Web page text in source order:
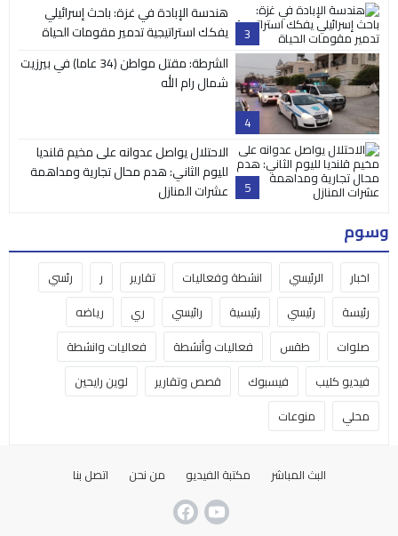
3
هندسة الإبادة في غزة: باحث إسرائيلي
يفكك استراتيجية تدمير مقومات الحياة
4
الشرطة: مقتل مواطن (34 عاما) في بيرزيت
شمال رام الله
5
الاحتلال يواصل عدوانه على مخيم قلنديا
لليوم الثاني: هدم محال تجارية ومداهمة
عشرات المنازل
وسوم
اخبار الرئيسي انشطة وفعاليات تقارير ر
رئسي
رئيسة
رئيسي رئيسية رائيسي ري
رياضه
صلوات
طقس فعاليات وأنشطة
فعاليات وانشطة
فيديو كليب
فيسبوك قصص وتقارير
لوين رايحين
محلي
منوعات
البث المباشر مكتبة الفيديو من نحن اتصل بنا